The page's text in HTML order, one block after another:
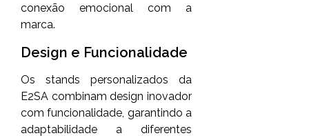
conexão emocional com a
marca.
Design e Funcionalidade
Os stands personalizados da
E2SA combinam design inovador
com funcionalidade, garantindo a
adaptabilidade a diferentes